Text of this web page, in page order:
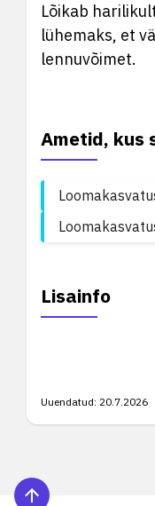
Lõikab
lühemaks, et
lennuvõimet.
Ametid, kus
Lisainfo
Uuendatud: 20.7.2026